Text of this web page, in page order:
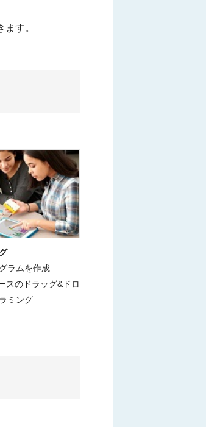
す。
ラムを作成
スのドラッグ&ドロ
ミング